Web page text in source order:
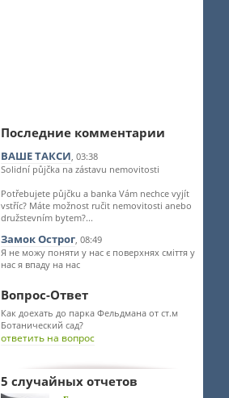
Последние комментарии
ВАШЕ ТАКСИ, 03:38
Solidní půjčka na zástavu nemovitosti
Potřebujete půjčku a banka Vám nechce vyjít
vstříc? Máte možnost ručit nemovitosti anebo
družstevním bytem?...
Замок Острог, 08:49
Я не можу поняти у нас є поверхнях сміття у
нас я впаду на нас
Вопрос-Ответ
Как доехать до парка Фельдмана от ст.м
Ботанический сад?
ответить на вопрос
5 случайных отчетов